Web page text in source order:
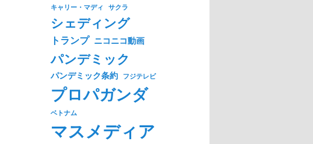
キャリー・マディ サクラ
シェディング
トランプ ニコニコ動画
パンデミック
パンデミック条約 フジテレビ
プロパガンダ
ベトナム
マスメディア